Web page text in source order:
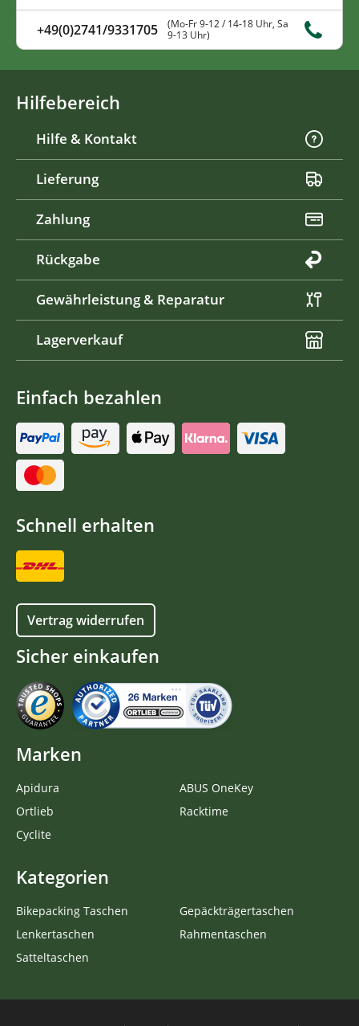
+49(0)2741/9331705
(Mo-Fr 9-12 / 14-18 Uhr, Sa
9-13 Uhr)
Hilfebereich
Hilfe & Kontakt
Lieferung
Zahlung
Rückgabe
Gewährleistung & Reparatur
Lagerverkauf
Einfach bezahlen
Schnell erhalten
Vertrag widerrufen
Sicher einkaufen
Marken
Apidura
Ortlieb
Cyclite
ABUS OneKey
Racktime
Kategorien
Bikepacking Taschen
Lenkertaschen
Satteltaschen
Gepäckträgertaschen
Rahmentaschen